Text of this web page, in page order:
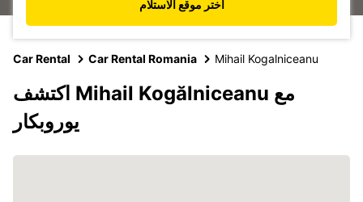
اختر موقع الاستلام
Car Rental Car Rental Romania Mihail Kogalniceanu
اكتشف Mihail Kogălniceanu مع
يوروبكار